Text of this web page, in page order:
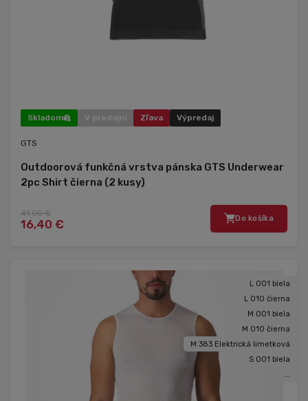
Skladom V predajni Zľava Výpredaj
GTS
Outdoorová funkčná vrstva pánska GTS Underwear
2pc Shirt čierna (2 kusy)
41,00 €
16,40 € Do košíka
L 001 biela
L 010 čierna
M 001 biela
M 010 čierna
M 383 Elektrická limetková
S 001 biela
...